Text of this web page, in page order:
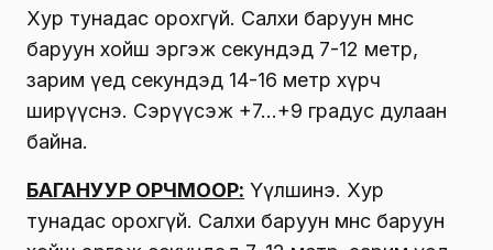
Хур тунадас орохгүй. Салхи баруун өмнөөс
баруун хойш эргэж секундэд 7-12 метр,
зарим үед секундэд 14-16 метр хүрч
ширүүснэ. Сэрүүсэж +7…+9 градус дулаан
байна.
БАГАНУУР ОРЧМООР: Үүлшинэ. Хур
тунадас орохгүй. Салхи баруун өмнөөс баруун